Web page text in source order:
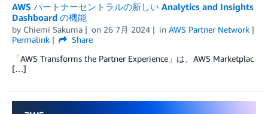
AWS パートナーセントラルの新しい Analytics and Insights
Dashboard の機能
by Chiemi Sakuma on 26 7月 2024 in AWS Partner Network
Permalink
Share
「AWS Transforms the Partner Experience」は、AWS Marketplac
[…]